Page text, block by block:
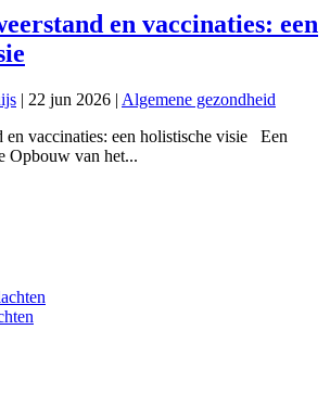
en vaccinaties: een
| 22 jun 2026 | Algemene gezondheid
en vaccinaties: een holistische visie Een
Opbouw van het...